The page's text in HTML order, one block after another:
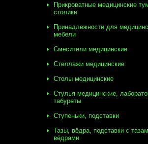
Прикроватные медицинские
столики
Принадлежности для
мебели
Смесители медицинские
Стеллажи медицинские
Столы медицинские
Стулья медицинские,
табуреты
Ступеньки, подставки
Тазы, вёдра, подставки с
вёдрами